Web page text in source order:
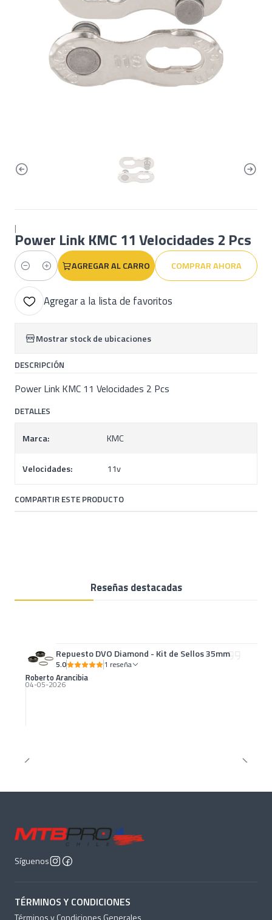
|
Power Link KMC 11 Velocidades 2 Pcs
Cantidad
AGREGAR AL CARRO COMPRAR AHORA
Agregar a la lista de favoritos
Mostrar stock de ubicaciones
DESCRIPCIÓN
Power Link KMC 11 Velocidades 2 Pcs
DETALLES
Marca: KMC
Velocidades: 11v
COMPARTIR ESTE PRODUCTO
Reseñas destacadas
Repuesto DVO Diamond - Kit de Sellos 35mm
5.0 1 reseña
Roberto Arancibia
04-05-2026
Síguenos
TÉRMINOS Y CONDICIONES
Términos y Condiciones Generales